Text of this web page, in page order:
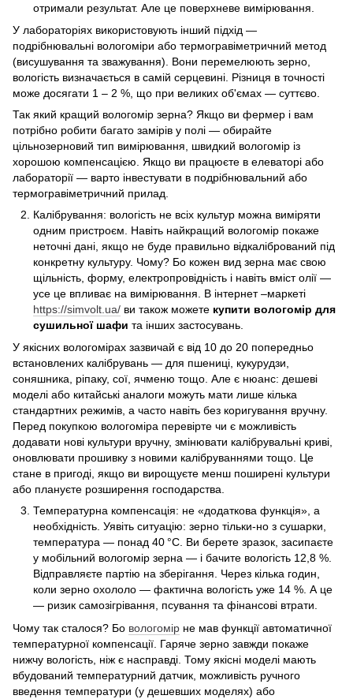
отримали результат. Але це поверхневе вимірювання.
У лабораторіях використовують інший підхід —
подрібнювальні вологоміри або термогравіметричний метод
(висушування та зважування). Вони перемелюють зерно,
вологість визначається в самій серцевині. Різниця в точності
може досягати 1 – 2 %, що при великих об'ємах — суттєво.
Так який кращий вологомір зерна? Якщо ви фермер і вам
потрібно робити багато замірів у полі — обирайте
цільнозерновий тип вимірювання, швидкий вологомір із
хорошою компенсацією. Якщо ви працюєте в елеваторі або
лабораторії — варто інвестувати в подрібнювальний або
термогравіметричний прилад.
Калібрування: вологість не всіх культур можна виміряти
одним пристроєм. Навіть найкращий вологомір покаже
неточні дані, якщо не буде правильно відкалібрований під
конкретну культуру. Чому? Бо кожен вид зерна має свою
щільність, форму, електропровідність і навіть вміст олії —
усе це впливає на вимірювання. В інтернет –маркеті
https://simvolt.ua/ ви також можете купити вологомір для
сушильної шафи та інших застосувань.
У якісних вологомірах зазвичай є від 10 до 20 попередньо
встановлених калібрувань — для пшениці, кукурудзи,
соняшника, ріпаку, сої, ячменю тощо. Але є нюанс: дешеві
моделі або китайські аналоги можуть мати лише кілька
стандартних режимів, а часто навіть без коригування вручну.
Перед покупкою вологоміра перевірте чи є можливість
додавати нові культури вручну, змінювати калібрувальні криві,
оновлювати прошивку з новими калібруваннями тощо. Це
стане в пригоді, якщо ви вирощуєте менш поширені культури
або плануєте розширення господарства.
Температурна компенсація: не «додаткова функція», а
необхідність. Уявіть ситуацію: зерно тільки-но з сушарки,
температура — понад 40 °C. Ви берете зразок, засипаєте
у мобільний вологомір зерна — і бачите вологість 12,8 %.
Відправляєте партію на зберігання. Через кілька годин,
коли зерно охололо — фактична вологість уже 14 %. А це
— ризик самозігрівання, псування та фінансові втрати.
Чому так сталося? Бо вологомір не мав функції автоматичної
температурної компенсації. Гаряче зерно завжди покаже
нижчу вологість, ніж є насправді. Тому якісні моделі мають
вбудований температурний датчик, можливість ручного
введення температури (у дешевших моделях) або